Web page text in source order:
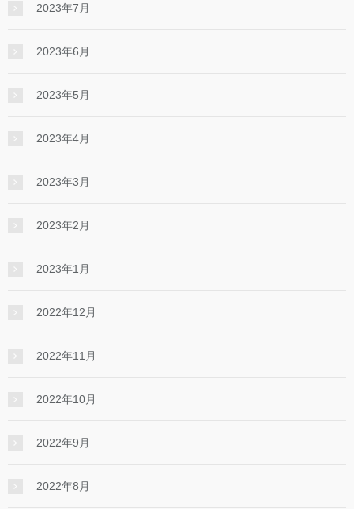
2023年7月
2023年6月
2023年5月
2023年4月
2023年3月
2023年2月
2023年1月
2022年12月
2022年11月
2022年10月
2022年9月
2022年8月